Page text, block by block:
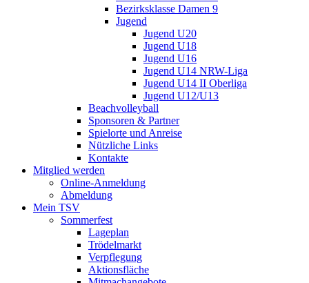
Bezirksklasse Damen 9
Jugend
Jugend U20
Jugend U18
Jugend U16
Jugend U14 NRW-Liga
Jugend U14 II Oberliga
Jugend U12/U13
Beachvolleyball
Sponsoren & Partner
Spielorte und Anreise
Nützliche Links
Kontakte
Mitglied werden
Online-Anmeldung
Abmeldung
Mein TSV
Sommerfest
Lageplan
Trödelmarkt
Verpflegung
Aktionsfläche